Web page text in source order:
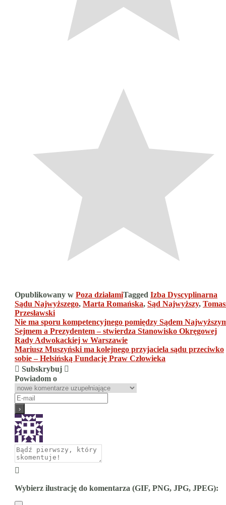
Opublikowany w Poza działamiTagged Izba Dyscyplinarna
Sądu Najwyższego, Marta Romańska, Sąd Najwyższy,
Przesławski
Nawigacja
wpisu
Nie ma sporu kompetencyjnego pomiędzy Sądem
Sejmem a Prezydentem – stwierdza Stanowisko Okręgowej
Rady Adwokackiej w Warszawie
Mariusz Muszyński ma kolejnego przyjaciela sądu przeciwko
sobie – Helsińską Fundację Praw Człowieka
Subskrybuj
Powiadom o
Wybierz ilustrację do komentarza (GIF, PNG, JPG, JPEG):